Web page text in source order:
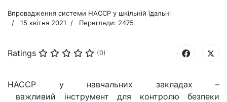
Впровадження системи НАССР у шкільній їдальні
15 квітня 2021
Перегляди: 2475
Ratings (0)
НАССР у навчальних закладах –
важливий інструмент для контролю безпеки